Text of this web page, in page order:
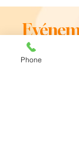
Phone